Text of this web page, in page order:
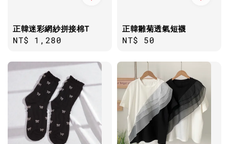
正韓迷彩網紗拼接棉T
Regular
NT$ 1,280
正韓雛菊透氣短襪
Regular
NT$ 50